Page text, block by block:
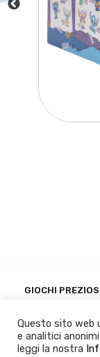
GIOCHI
Politique de
confidentialité
Questo sito web
e analitici
leggi la nostra